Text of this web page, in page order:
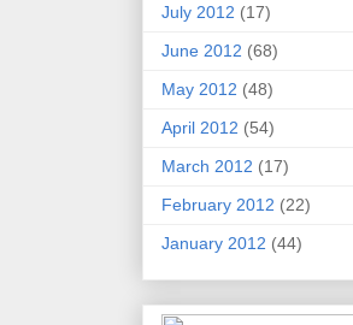
July 2012 (17)
June 2012 (68)
May 2012 (48)
April 2012 (54)
March 2012 (17)
February 2012 (22)
January 2012 (44)